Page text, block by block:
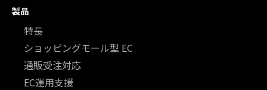
製品
特長
ショッピングモール型 EC
通販受注対応
EC運用支援